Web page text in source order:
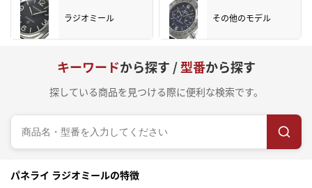
ラジオミール その他のモデル
キーワードから探す /型番から探す
探している商品を見つける際に便利な検索です。
パネライ ラジオミールの特徴